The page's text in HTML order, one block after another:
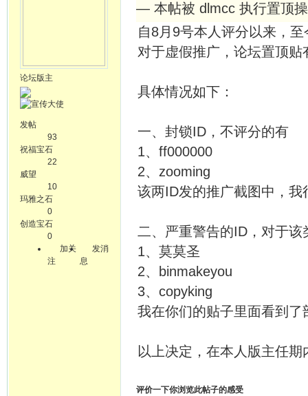
论坛版主
发帖
93
祝福宝石
22
威望
10
玛雅之石
0
创造宝石
0
加关
注
发消
息
— 本帖被 dlmcc 执行置顶
自8月9号本人评分以来，
对于虚假推广，论坛置顶
具体情况如下：
一、封锁ID，不评分的有
1、ff000000
2、zooming
该两ID发的推广截图中，
二、严重警告的ID，对于该
1、莫莫圣
2、binmakeyou
3、copyking
我在你们的贴子里面看到了
以上决定，在本人版主任期
评价一下你浏览此帖子的感受